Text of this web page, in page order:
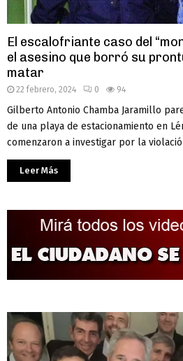
El escalofriante caso del
el asesino que borró su
matar
22 febrero, 2024 0 94
Gilberto Antonio Chamba Jaramillo
de una playa de estacionamiento en
comenzaron a investigar por la
Leer Más